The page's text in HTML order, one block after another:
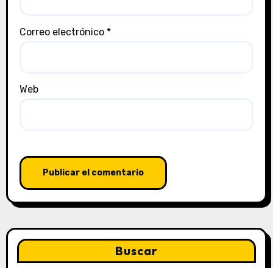
Correo electrónico *
Web
Buscar